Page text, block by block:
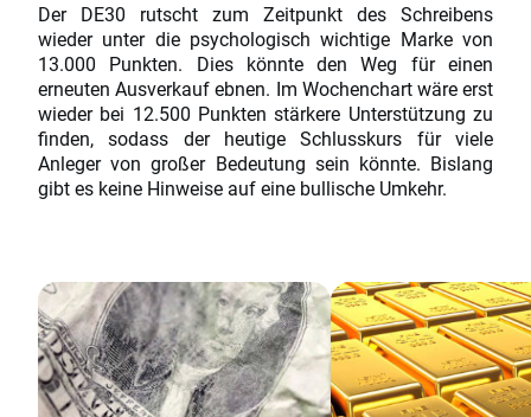
Der DE30 rutscht zum Zeitpunkt des Schreibens
wieder unter die psychologisch wichtige Marke von
13.000 Punkten. Dies könnte den Weg für einen
erneuten Ausverkauf ebnen. Im Wochenchart wäre erst
wieder bei 12.500 Punkten stärkere Unterstützung zu
finden, sodass der heutige Schlusskurs für viele
Anleger von großer Bedeutung sein könnte. Bislang
gibt es keine Hinweise auf eine bullische Umkehr.